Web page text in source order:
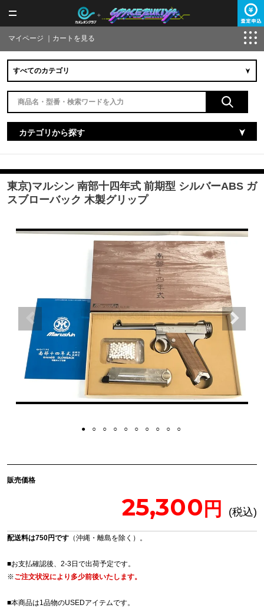
マイページ カートを見る
カテゴリから探す
東京)マルシン 南部十四年式 前期型 シルバーABS ガ
スブローバック 木製グリップ
販売価格
25,300
配送料は750円です （沖縄・離島を除く）。
■お支払確認後、2-3日で出荷予定です。
※ご注文状況により多少前後いたします。
■本商品は1品物のUSEDアイテムです。